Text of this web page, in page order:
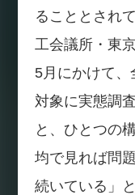
ることとされ
工会議所・東
5月にかけて、
対象に実態調
と、ひとつの
均で見れば問
続いている」